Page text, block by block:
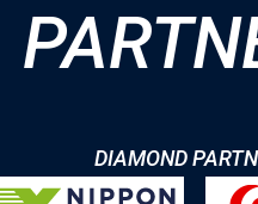
DIAMOND